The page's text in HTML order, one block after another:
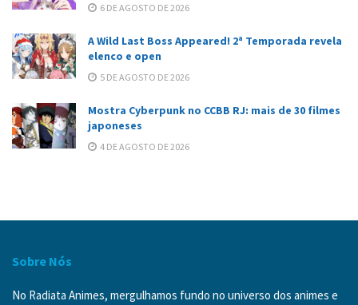
6 DE AGOSTO DE 2026
A Wild Last Boss Appeared! 2ª Temporada revela
elenco e open
5 DE AGOSTO DE 2026
Mostra Cyberpunk no CCBB RJ: mais de 30 filmes
japoneses
4 DE AGOSTO DE 2026
Sobre Nós
No Radiata Animes, mergulhamos fundo no universo dos animes e